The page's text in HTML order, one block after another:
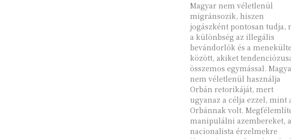
Magyar nem véletlenül
migránsozik, hiszen
jogászként pontosan tudja,
a különbség az illegális
bevándorlók és a
között, akiket
összemos egymással.
nem véletlenül használja
Orbán retorikáját, mert
ugyanaz a célja ezzel, mint
Orbánnak volt.
manipulálni azembereket, a
nacionalista érzelmekre